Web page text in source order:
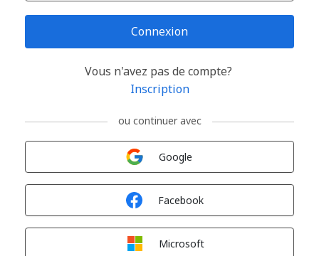
Connexion
Vous n'avez pas de compte?
Inscription
ou continuer avec
Google
Facebook
Microsoft